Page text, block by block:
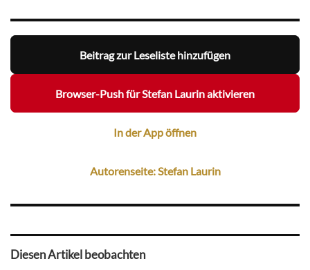
Beitrag zur Leseliste hinzufügen
Browser-Push für Stefan Laurin aktivieren
In der App öffnen
Autorenseite: Stefan Laurin
Diesen Artikel beobachten